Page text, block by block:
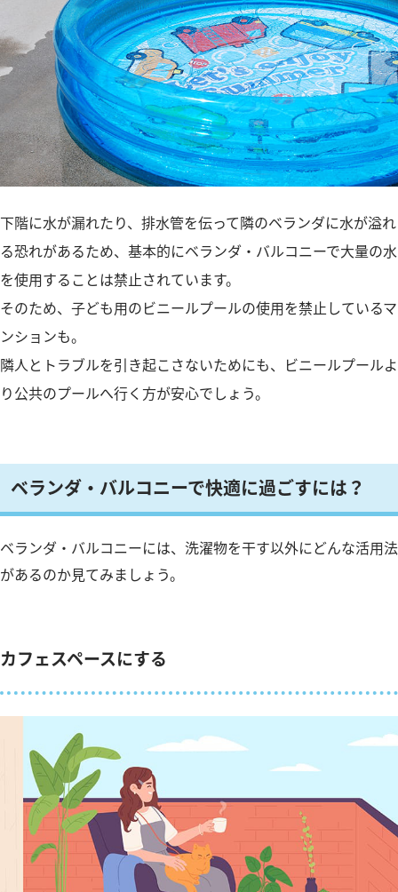
下階に水が漏れたり、排水管を伝って隣のベランダに水が溢れ
る恐れがあるため、基本的にベランダ・バルコニーで大量の水
を使用することは禁止されています。
そのため、子ども用のビニールプールの使用を禁止しているマ
ンションも。
隣人とトラブルを引き起こさないためにも、ビニールプールよ
り公共のプールへ行く方が安心でしょう。
ベランダ・バルコニーで快適に過ごすには？
ベランダ・バルコニーには、洗濯物を干す以外にどんな活用法
があるのか見てみましょう。
カフェスペースにする